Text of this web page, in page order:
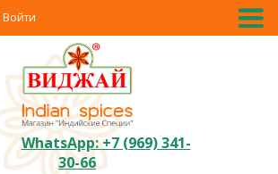
Войти
WhatsApp: +7 (969) 341-
30-66